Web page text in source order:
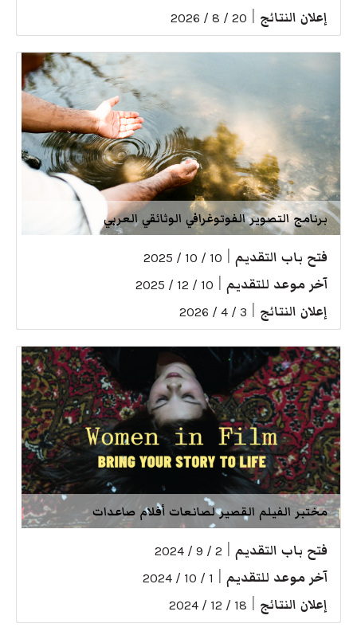
إعلان النتائج 20 / 8 / 2026
برنامج التصوير الفوتوغرافي الوثائقي العربي
فتح باب التقديم 10 / 10 / 2025
آخر موعد للتقديم 10 / 12 / 2025
إعلان النتائج 3 / 4 / 2026
مختبر الفيلم القصير لصانعات أفلام صاعدات
فتح باب التقديم 2 / 9 / 2024
آخر موعد للتقديم 1 / 10 / 2024
إعلان النتائج 18 / 12 / 2024